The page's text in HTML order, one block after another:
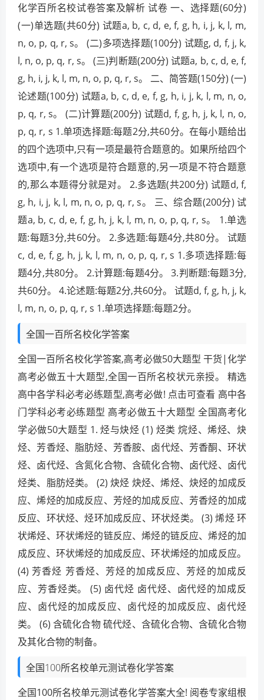
化学百所名校试卷答案及解析 试卷 一、选择题(60分)
(一)单选题(共60分) 试题a, b, c, d, e, f, g, h, i, j, k, l, m,
n, o, p, q, r, s。 (二)多项选择题(100分) 试题g, d, f, j, k,
l, n, o, p, q, r, s。 (三)判断题(200分) 试题a, b, c, d, e, f,
g, h, i, j, k, l, m, n, o, p, q, r, s。 二、简答题(150分) (一)
论述题(100分) 试题a, b, c, d, e, f, g, h, i, j, k, l, m, n, o,
p, q, r, s。 (二)计算题(200分) 试题d, f, g, h, j, k, l, n, o,
p, q, r, s 1.单项选择题:每题2分,共60分。在每小题给出
的四个选项中,只有一项是最符合题意的。如果所给四个
选项中,有一个选项是符合题意的,另一项是不符合题意
的,那么本题得分就是对。 2.多选题(共200分) 试题d, f,
g, h, i, j, k, l, m, n, o, p, q, r, s。 三、综合题(200分) 试
题a, b, c, d, e, f, g, h, j, k, l, m, n, o, p, q, r, s。 1.单选
题:每题3分,共60分。 2.多选题:每题4分,共80分。 试题
c, d, e, f, g, h, j, k, l, m, n, o, p, q, r, s 1.多项选择题:每
题4分,共80分。 2.计算题:每题4分。 3.判断题:每题3分,
共60分。 4.论述题:每题2分,共60分。 试题d, f, g, h, j, k,
l, m, n, o, p, q, r, s 1.单项选择题:每题2分。
全国一百所名校化学答案
全国一百所名校化学答案,高考必做50大题型 干货|化学
高考必做五十大题型,全国一百所名校状元亲授。 精选
高中各学科必考必练题型,高考必做! 点击可查看 高中各
门学科必考必练题型 高考必做五十大题型 全国高考化
学必做50大题型 1. 烃与炔烃 (1) 烃类 烷烃、烯烃、炔
烃、芳香烃、脂肪烃、芳香胺、卤代烃、芳香酮、环状
烃、卤代烃、含氮化合物、含硫化合物、卤代烃、卤代
烃类、脂肪烃类。 (2) 炔烃 炔烃、烯烃、炔烃的加成反
应、烯烃的加成反应、芳烃的加成反应、芳香烃的加成
反应、环状烃、烃环加成反应、环状烃类。 (3) 烯烃 环
状烯烃、环状烯烃的链反应、烯烃的链反应、烯烃的加
成反应、环状烯烃的加成反应、环状烯烃的加成反应。
(4) 芳香烃 芳香烃、芳烃的加成反应、芳烃的加成反
应、芳香烃类。 (5) 卤代烃 卤代烃、卤代烃的加成反
应、卤代烃的加成反应、卤代烃的加成反应、卤代烃
类。 (6) 含硫化合物 硫代烃、含硫化合物、含硫化合物
及其化合物的制备。
全国100所名校单元测试卷化学答案
全国100所名校单元测试卷化学答案大全! 阅卷专家组根